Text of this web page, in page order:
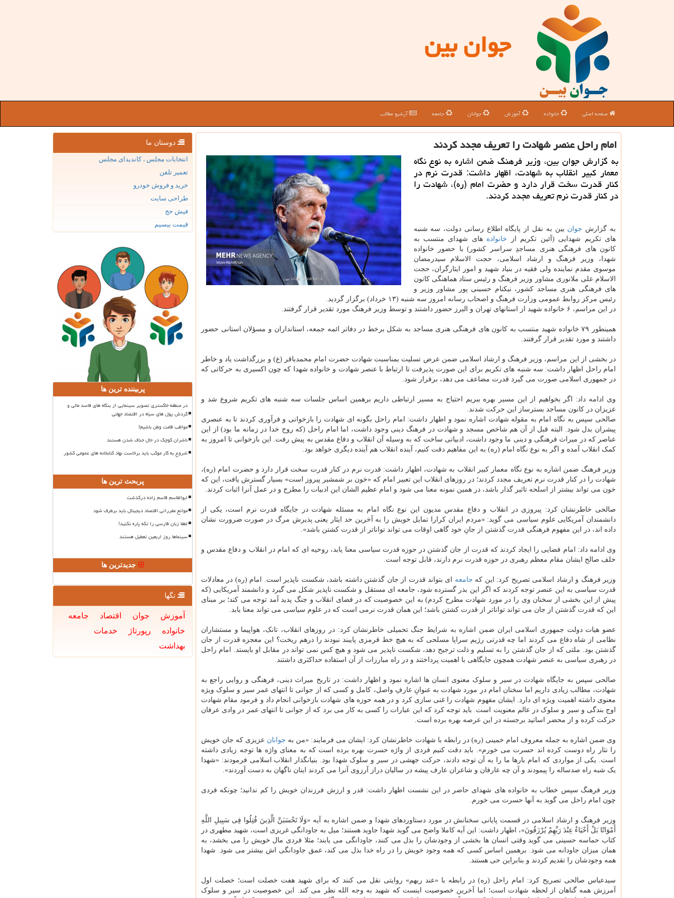
جوان بین
صفحه اصلی خانواده آموزش جوانان جامعه آرشیو مطالب
امام راحل عنصر شهادت را تعریف مجدد کردند
به گزارش جوان بین، وزیر فرهنگ ضمن اشاره به نوع نگاه
معمار کبیر انقلاب به شهادت، اظهار داشت: قدرت نرم در
کنار قدرت سخت قرار دارد و حضرت امام (ره)، شهادت را
در کنار قدرت نرم تعریف مجدد کردند.
به گزارش جوان بین به نقل از پایگاه اطلاع رسانی دولت، سه شنبه
های تکریم شهدایی (آئین تکریم از خانواده های شهدای منتسب به
کانون های فرهنگی هنری مساجدِ سراسر کشور) با حضور خانواده
شهدا، وزیر فرهنگ و ارشاد اسلامی، حجت الاسلام سیدرمضان
موسوی مقدم نماینده ولی فقیه در بنیاد شهید و امور ایثارگران، حجت
الاسلام علی ملانوری مشاور وزیر فرهنگ و رئیس ستاد هماهنگی کانون
های فرهنگی هنری مساجد کشور، نیکنام حسینی پور مشاور وزیر و
رئیس مرکز روابط عمومی وزارت فرهنگ و اصحاب رسانه امروز سه شنبه (۱۳ خرداد) برگزار گردید.
در این مراسم، ۶ خانواده شهید از استانهای تهران و البرز حضور داشتند و توسط وزیر فرهنگ مورد تقدیر قرار گرفتند.
همینطور ۷۹ خانواده شهید منتسب به کانون های فرهنگی هنری مساجد به شکل برخط در دفاتر ائمه جمعه، استانداران و مسؤلان استانی حضور
داشتند و مورد تقدیر قرار گرفتند.
در بخشی از این مراسم، وزیر فرهنگ و ارشاد اسلامی ضمن عرض تسلیت بمناسبت شهادت حضرت امام محمدباقر (ع) و بزرگداشت یاد و خاطر
امام راحل اظهار داشت: سه شنبه های تکریم برای این صورت پذیرفت تا ارتباط با عنصر شهادت و خانواده شهدا که چون اکسیری به حرکاتی که
در جمهوری اسلامی صورت می گیرد قدرت مضاعف می دهد، برقرار شود.
وی ادامه داد: اگر بخواهیم از این مسیر بهره ببریم احتیاج به مسیر ارتباطی داریم برهمین اساس جلسات سه شنبه های تکریم شروع شد و
عزیزان در کانون مساجد بسترساز این حرکت شدند.
صالحی سپس به نگاه امام به مقوله شهادت اشاره نمود و اظهار داشت: امام راحل بگونه ای شهادت را بازخوانی و فرآوری کردند تا به عنصری
پیشران بدل شود. البته قبل از آن هم شاخص مسجد و شهادت در فرهنگ دینی وجود داشت، اما امام راحل (که روح خدا در زمانه ما بود) از این
عناصر که در میراث فرهنگی و دینی ما وجود داشت، ادبیاتی ساخت که به وسیله آن انقلاب و دفاع مقدس به پیش رفت. این بازخوانی تا امروز به
کمک انقلاب آمده و اگر به نوع نگاه امام (ره) به این مفاهیم دقت کنیم، آینده انقلاب هم آینده دیگری خواهد بود.
وزیر فرهنگ ضمن اشاره به نوع نگاه معمار کبیر انقلاب به شهادت، اظهار داشت: قدرت نرم در کنار قدرت سخت قرار دارد و حضرت امام (ره)،
شهادت را در کنار قدرت نرم تعریف مجدد کردند؛ در روزهای انقلاب این تعبیر امام که «خون بر شمشیر پیروز است» بسیار گسترش یافت، این که
خون می تواند بیشتر از اسلحه تاثیر گذار باشد، در همین نمونه معنا می شود و امام عظیم الشان این ادبیات را مطرح و در عمل آنرا اثبات کردند.
صالحی خاطرنشان کرد: پیروزی در انقلاب و دفاع مقدس مدیون این نوع نگاه امام به مسئله شهادت در جایگاه قدرت نرم است، یکی از
دانشمندان آمریکایی علوم سیاسی می گوید: «مردم ایران کرارا تمایل خویش را به آخرین حد ایثار یعنی پذیرش مرگ در صورت ضرورت نشان
داده اند، در این مفهوم فرهنگی قدرت گذشتن از جانِ خود گاهی اوقات می تواند تواناتر از قدرت کشتن باشد».
وی ادامه داد: امام فضایی را ایجاد کردند که قدرت از جان گذشتن در حوزه قدرت سیاسی معنا یابد، روحیه ای که امام در انقلاب و دفاع مقدس و
خلف صالح ایشان مقام معظم رهبری در حوزه قدرت نرم دارند، قابل توجه است.
وزیر فرهنگ و ارشاد اسلامی تصریح کرد: این که جامعه ای بتواند قدرت از جان گذشتن داشته باشد، شکست ناپذیر است. امام (ره) در معادلات
قدرت سیاسی به این عنصر توجه کردند که اگر این بذر گسترده شود، جامعه ای مستقل و شکست ناپذیر شکل می گیرد و دانشمند آمریکایی (که
پیش از این بخشی از سخنان وی را در مورد شهادت مطرح کردم) به این خصوصیت که در فضای انقلاب و جنگ پدید آمد توجه می کند؛ بر مبنای
این که قدرت گذشتن از جان می تواند تواناتر از قدرت کشتن باشد؛ این همان قدرت نرمی است که در علوم سیاسی می تواند معنا یابد.
عضو هیات دولت جمهوری اسلامی ایران ضمن اشاره به شرایط جنگ تحمیلی خاطرنشان کرد: در روزهای انقلاب، تانک، هواپیما و مستشاران
نظامی از شاه دفاع می کردند اما چه قدرتی رژیم سراپا مسلحی که به هیچ خط قرمزی پایبند نبودند را درهم ریخت؟ این معجزه قدرت از جان
گذشتن بود. ملتی که از جان گذشتن را به تسلیم و ذلت ترجیح دهد، شکست ناپذیر می شود و هیچ کس نمی تواند در مقابل او بایستد. امام راحل
در رهبری سیاسی به عنصر شهادت همچون جایگاهی با اهمیت پرداختند و در راه مبارزات از آن استفاده حداکثری داشتند.
صالحی سپس به جایگاه شهادت در سیر و سلوک معنوی انسان ها اشاره نمود و اظهار داشت: در تاریخ میراث دینی، فرهنگی و روایی راجع به
شهادت، مطالب زیادی داریم اما سخنان امام در مورد شهادت به عنوانِ عارفِ واصل، کامل و کسی که از جوانی تا انتهای عمر سیر و سلوک ویژه
معنوی داشته اهمیت ویژه ای دارد. ایشان مفهوم شهادت را غنی سازی کرد و در همه حوزه های شهادت بازخوانی انجام داد و فرمود مقام شهادت
اوج بندگی و سیر و سلوک در عالم معنویت است. باید توجه کرد که این عبارات را کسی به کار می برد که از جوانی تا انتهای عمر در وادی عرفان
حرکت کرده و از محضر اساتید برجسته در این عرصه بهره برده است.
وی ضمن اشاره به جمله معروف امام خمینی (ره) در رابطه با شهادت خاطرنشان کرد: ایشان می فرمایند: «من به جوانان عزیزی که جان خویش
را نثار راه دوست کرده اند حسرت می خورم». باید دقت کنیم فردی از واژه حسرت بهره برده است که به معنای واژه ها توجه زیادی داشته
است. یکی از مواردی که امام بارها ما را به آن توجه دادند، حرکت جهشی در سیر و سلوک شهدا بود. بنیانگذار انقلاب اسلامی فرمودند: «شهدا
یک شبه راه صدساله را پیمودند و آن چه عارفان و شاعران عارف پیشه در سالیان دراز آرزوی آنرا می کردند اینان ناگهان به دست آوردند».
وزیر فرهنگ سپس خطاب به خانواده های شهدای حاضر در این نشست اظهار داشت: قدر و ارزش فرزندان خویش را کم ندانید؛ چونکه فردی
چون امام راحل می گوید به آنها حسرت می خورم.
وزیر فرهنگ و ارشاد اسلامی در قسمت پایانی سخنانش در مورد دستاوردهای شهدا و ضمن اشاره به آیه «وَلَا تَحْسَبَنَّ الَّذِینَ قُتِلُوا فِی سَبِیلِ اللَّهِ
أَمْوَاتًا بَلْ أَحْیَاءٌ عِنْدَ رَبِّهِمْ یُرْزَقُونَ»، اظهار داشت: این آیه کاملا واضح می گوید شهدا جاوید هستند؛ میل به جاودانگی غریزی است، شهید مطهری در
کتاب حماسه حسینی می گوید وقتی انسان ها بخشی از وجودشان را بذل می کنند، جاودانگی می یابند؛ مثلا فردی مال خویش را می بخشد، به
همان میزان جاودانه می شود. برهمین اساس کسی که همه وجود خویش را در راه خدا بذل می کند، عمق جاودانگی اش بیشتر می شود. شهدا
همه وجودشان را تقدیم کردند و بنابراین حی هستند.
سیدعباس صالحی تصریح کرد: امام راحل (ره) در رابطه با «عند ربهم» روایتی نقل می کنند که برای شهید هفت خصلت است؛ خصلت اول
آمرزش همه گناهان از لحظه شهادت است؛ اما آخرین خصوصیت اینست که شهید به وجه الله نظر می کند. این خصوصیت در سیر و سلوک
دوستان ما
انتخابات مجلس ، کاندیدای مجلس
تعمیر تلفن
خرید و فروش خودرو
طراحی سایت
فیش حج
قیمت بیسیم
پربیننده ترین ها
در منطقه خاکستری تصویر سینمایی از بنگاه های فاسد مالی و
گردش پول های سیاه در اقتصاد جهانی
مواظب قامت وطن باشیم!
ناشران کوچک در حال حذف شدن هستند
شروع به کار موکب باید برخاست نهاد کتابخانه های عمومی کشور
پربحث ترین ها
ابوالقاسم قاسم زاده درگذشت
موانع مقرراتی اقتصاد دیجیتال باید برطرف شود
لطفا زبان فارسی را تکه پاره نکنید!
سینماها روز اربعین تعطیل هستند
جدیدترین ها
تگها
آموزش جوان اقتصاد
جامعه
خانواده
رپورتاژ
خدمات
بهداشت